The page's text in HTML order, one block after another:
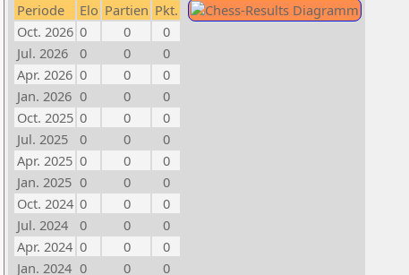
Periode Elo Partien Pkt.
Oct. 2026 0 0
0
Jul. 2026
0 0
0
Apr. 2026 0 0
0
Jan. 2026 0 0
0
Oct. 2025 0 0
0
Jul. 2025
0 0
0
Apr. 2025 0 0
0
Jan. 2025 0 0
0
Oct. 2024 0 0
0
Jul. 2024
0 0
0
Apr. 2024 0 0
0
Jan. 2024 0 0
0